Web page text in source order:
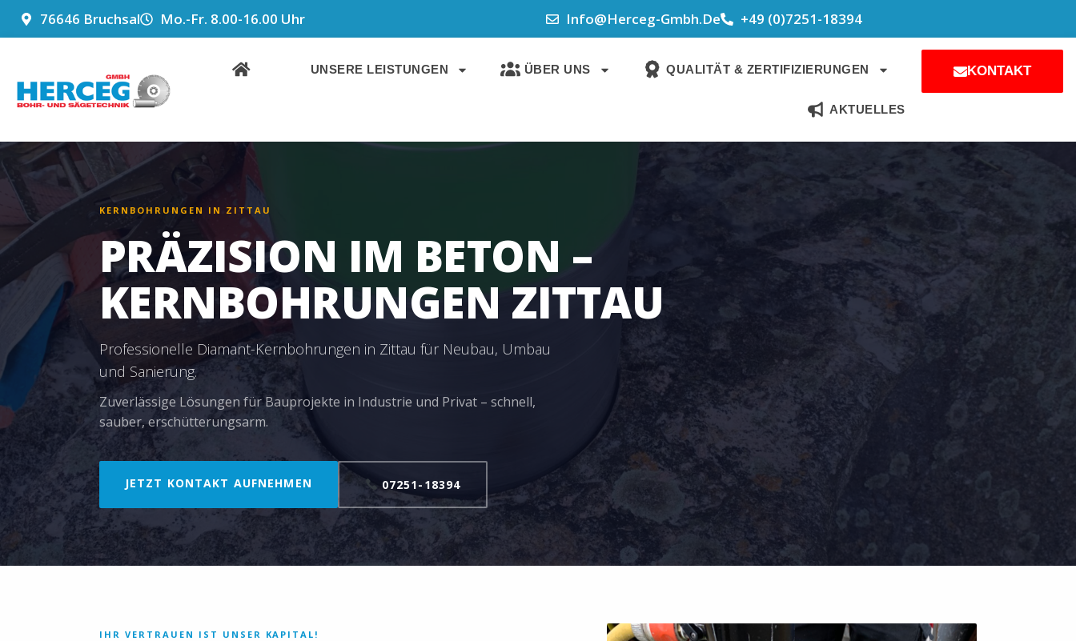
ZUM
INHALT
76646 Bruchsal Mo.-Fr. 8.00-16.00 Uhr Info@herceg-Gmbh.de +49 (0)7251-18394
UNSERE LEISTUNGEN ÜBER UNS QUALITÄT & ZERTIFIZIERUNGEN
AKTUELLES
KONTAKT
KERNBOHRUNGEN IN ZITTAU
PRÄZISION IM BETON –
KERNBOHRUNGEN ZITTAU
Professionelle Diamant-Kernbohrungen in Zittau für Neubau, Umbau
und Sanierung.
Zuverlässige Lösungen für Bauprojekte in Industrie und Privat – schnell,
sauber, erschütterungsarm.
JETZT KONTAKT AUFNEHMEN 07251-18394
IHR VERTRAUEN IST UNSER KAPITAL!